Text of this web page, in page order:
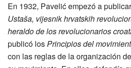
En 1932, Pavelić empezó a
Ustaša, vijesnik hrvatskih
heraldo de los revolucionarios
publicó losPrincipios del
con las reglas de la organización